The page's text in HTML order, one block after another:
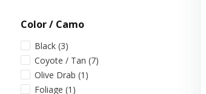
Color / Camo
Black (3)
Coyote / Tan (7)
Olive Drab (1)
Foliage (1)